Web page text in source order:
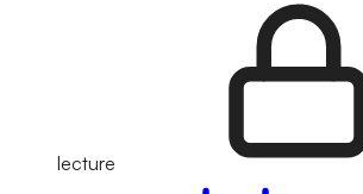
lecture